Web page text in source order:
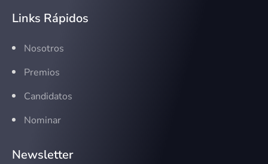
Links Rápidos
Nosotros
Premios
Candidatos
Nominar
Newsletter